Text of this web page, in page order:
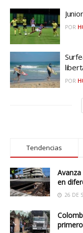
POR
POR
Tendencias
en
26 DE